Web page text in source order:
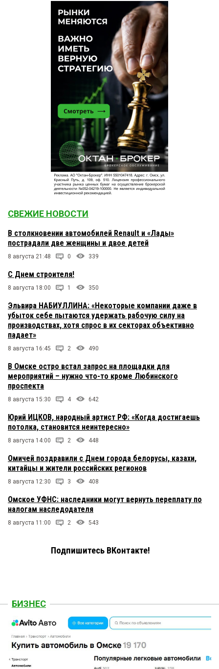
СВЕЖИЕ НОВОСТИ
В столкновении автомобилей Renault и «Лады»
пострадали две женщины и двое детей
8 августа 21:48 0 339
С Днем строителя!
8 августа 18:00 1 350
Эльвира НАБИУЛЛИНА: «Некоторые компании даже в
убыток себе пытаются удержать рабочую силу на
производствах, хотя спрос в их секторах объективно
падает»
8 августа 16:45 2 490
В Омске остро встал запрос на площадки для
мероприятий – нужно что-то кроме Любинского
проспекта
8 августа 15:30 4 642
Юрий ИЦКОВ, народный артист РФ: «Когда достигаешь
потолка, становится неинтересно»
8 августа 14:00 2 448
Омичей поздравили с Днем города белорусы, казахи,
китайцы и жители российских регионов
8 августа 12:30 3 408
Омское УФНС: наследники могут вернуть переплату по
налогам наследодателя
8 августа 11:00 2 543
Подпишитесь ВКонтакте!
БИЗНЕС